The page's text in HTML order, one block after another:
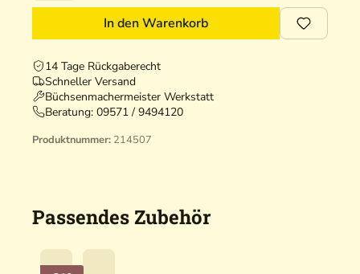
In den Warenkorb
14 Tage Rückgaberecht
Schneller Versand
Büchsenmachermeister Werkstatt
Beratung: 09571 / 9494120
Produktnummer: 214507
Passendes Zubehör